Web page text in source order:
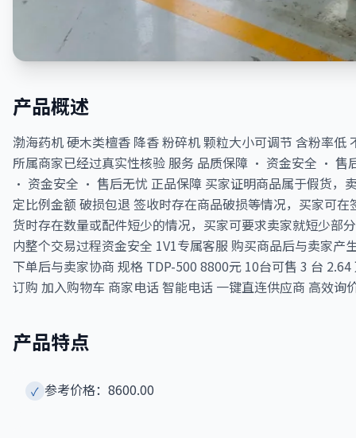
产品概述
渤海药机 硬木类檀香 降香 粉碎机 颗粒大小可调节 含粉率
所属商家已经过真实性核验 服务 品质保障 · 资金安全 · 售
· 资金安全 · 售后无忧 正品保障 买家证明商品属于假货，
定比例金额 破损包退 签收时存在商品破损等情况，买家可
货时存在数量或配件短少的情况，买家可要求卖家就短少部
内整个交易过程资金安全 1V1专属客服 购买商品后与卖家
下单后与卖家协商 规格 TDP-500 8800元 10台可售 3 台
订购 加入购物车 商家电话 智能电话 一键直连供应商 高效询
产品特点
✓ 参考价格：8600.00